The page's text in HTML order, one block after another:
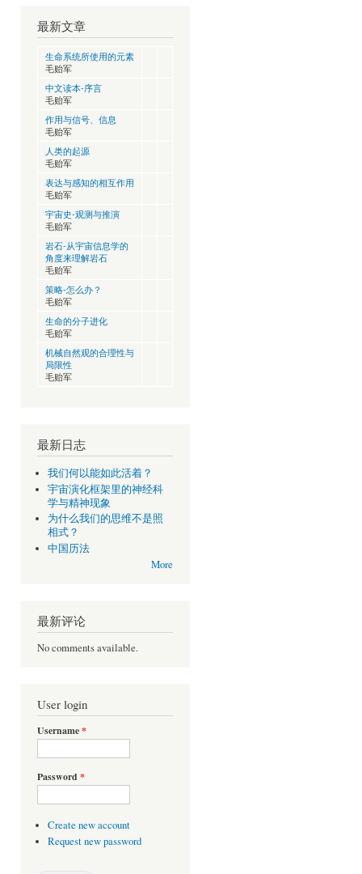
最新文章
生命系统所使用的元素
毛贻军
中文读本-序言
毛贻军
作用与信号、信息
毛贻军
人类的起源
毛贻军
表达与感知的相互作用
毛贻军
宇宙史-观测与推演
毛贻军
岩石-从宇宙信息学的
角度来理解岩石
毛贻军
策略-怎么办？
毛贻军
生命的分子进化
毛贻军
机械自然观的合理性与
局限性
毛贻军
最新日志
我们何以能如此活着？
宇宙演化框架里的神经科
学与精神现象
为什么我们的思维不是照
相式？
中国历法
More
最新评论
No comments available.
User login
Username*
Password *
Create new account
Request new password